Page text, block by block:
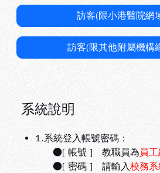
訪客(限小港醫院網
訪客(限其他附屬機構
系統說明
1.系統登入帳號密碼：
●[ 帳號 ] 教職員為 員
●[ 密碼 ] 請輸入校務